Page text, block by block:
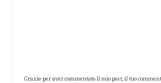
Grazie per aver commentato il mio post, il tuo